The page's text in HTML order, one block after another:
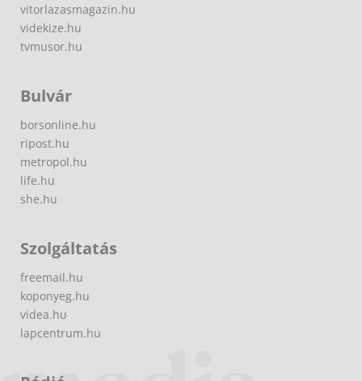
vitorlazasmagazin.hu
videkize.hu
tvmusor.hu
Bulvár
borsonline.hu
ripost.hu
metropol.hu
life.hu
she.hu
Szolgáltatás
freemail.hu
koponyeg.hu
videa.hu
lapcentrum.hu